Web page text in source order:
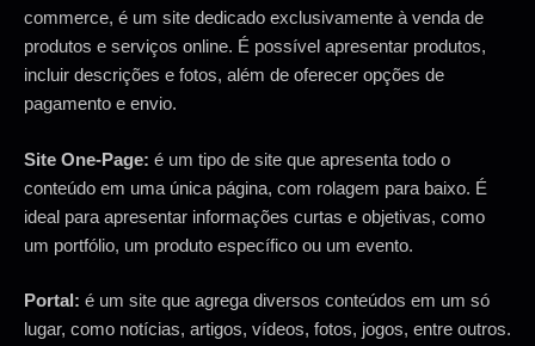
commerce, é um site dedicado exclusivamente à venda de
produtos e serviços online. É possível apresentar produtos,
incluir descrições e fotos, além de oferecer opções de
pagamento e envio.
Site One-Page: é um tipo de site que apresenta todo o
conteúdo em uma única página, com rolagem para baixo. É
ideal para apresentar informações curtas e objetivas, como
um portfólio, um produto específico ou um evento.
Portal: é um site que agrega diversos conteúdos em um só
lugar, como notícias, artigos, vídeos, fotos, jogos, entre outros.